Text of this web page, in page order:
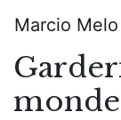
main
content
Main
Marcio Melo